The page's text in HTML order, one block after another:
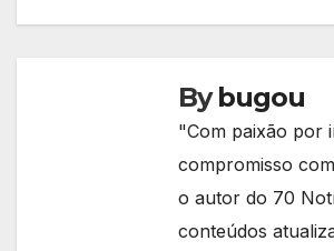
Bybugou
"Com paixão por
compromisso
o autor do 70
conteúdos